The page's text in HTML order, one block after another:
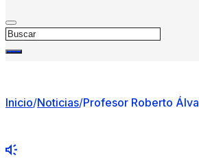
Buscar
Inicio/Noticias/Profesor Roberto